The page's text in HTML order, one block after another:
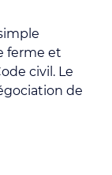
ferme et
civil. Le
de